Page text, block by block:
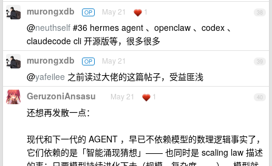
38
murongxdb OP May 21 1
@neuthself #36 hermes agent 、openclaw 、codex 、
claudecode cli 开源版等，很多很多
39
murongxdb OP May 21
@yafeilee 之前读过大佬的这篇帖子，受益匪浅
40
GeruzoniAnsasu May 21 1
还想再发散一点：
现代和下一代的 AGENT ，早已不依赖模型的数理逻辑事实了，
它们依赖的是「智能涌现猜想」—— 也同时是 scaling law 描述